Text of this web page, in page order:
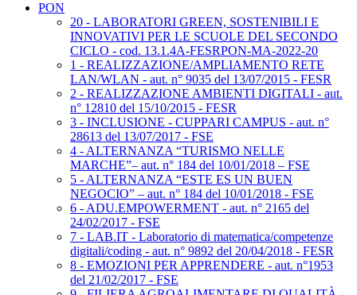
PON
20 - LABORATORI GREEN, SOSTENIBILI E
INNOVATIVI PER LE SCUOLE DEL SECONDO
CICLO - cod. 13.1.4A-FESRPON-MA-2022-20
1 - REALIZZAZIONE/AMPLIAMENTO RETE
LAN/WLAN - aut. n° 9035 del 13/07/2015 - FESR
2 - REALIZZAZIONE AMBIENTI DIGITALI - aut.
n° 12810 del 15/10/2015 - FESR
3 - INCLUSIONE - CUPPARI CAMPUS - aut. n°
28613 del 13/07/2017 - FSE
4 - ALTERNANZA “TURISMO NELLE
MARCHE”– aut. n° 184 del 10/01/2018 – FSE
5 - ALTERNANZA “ESTE ES UN BUEN
NEGOCIO” – aut. n° 184 del 10/01/2018 - FSE
6 - ADU.EMPOWERMENT - aut. n° 2165 del
24/02/2017 - FSE
7 - LAB.IT - Laboratorio di matematica/competenze
digitali/coding - aut. n° 9892 del 20/04/2018 - FESR
8 - EMOZIONI PER APPRENDERE - aut. n°1953
del 21/02/2017 - FSE